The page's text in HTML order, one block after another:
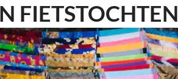
FIETSTOCHTEN